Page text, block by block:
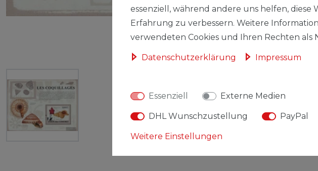
essenziell, während andere uns helfen, diese
Erfahrung zu verbessern. Weitere
verwendeten Cookies und Ihren Rechten als
Daten­schutz­erklärung Impressum
Essenziell Externe Medien
DHL Wunschzustellung PayPal
Weitere Einstellungen